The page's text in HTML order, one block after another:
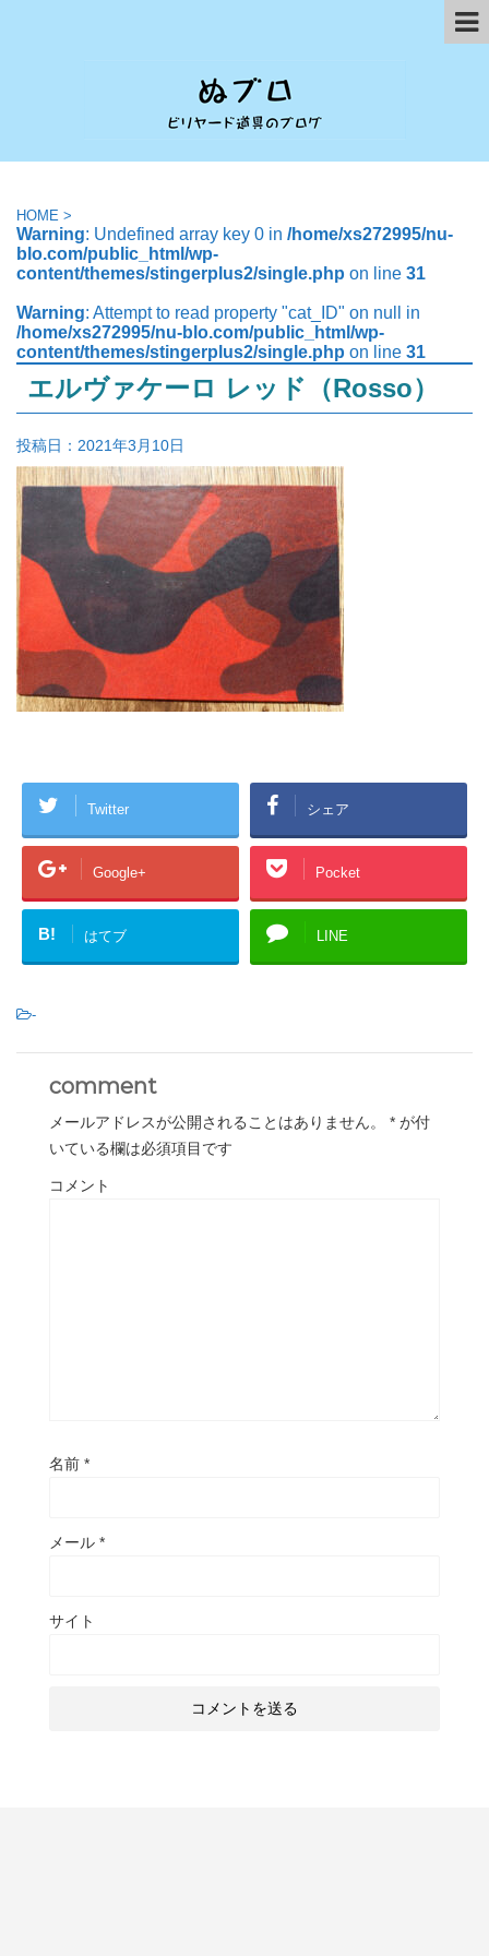
HOME >
Warning: Undefined array key 0 in /home/xs272995/nu-
blo.com/public_html/wp-
content/themes/stingerplus2/single.php on line 31
Warning: Attempt to read property "cat_ID" on null in
/home/xs272995/nu-blo.com/public_html/wp-
content/themes/stingerplus2/single.php on line 31
エルヴァケーロ レッド（Rosso）
投稿日： 2021年3月10日
Twitter シェア
Google+ Pocket
B! はてブ LINE
-
comment
メールアドレスが公開されることはありません。 * が付
いている欄は必須項目です
コメント
名前 *
メール *
サイト